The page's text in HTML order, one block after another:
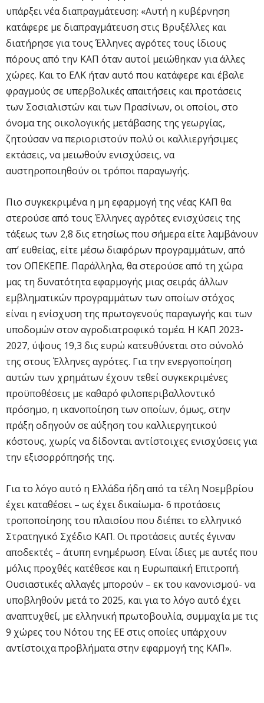
υπάρξει νέα διαπραγμάτευση: «Αυτή η κυβέρνηση
κατάφερε με διαπραγμάτευση στις Βρυξέλλες και
διατήρησε για τους Έλληνες αγρότες τους ίδιους
πόρους από την ΚΑΠ όταν αυτοί μειώθηκαν για άλλες
χώρες. Και το ΕΛΚ ήταν αυτό που κατάφερε και έβαλε
φραγμούς σε υπερβολικές απαιτήσεις και προτάσεις
των Σοσιαλιστών και των Πρασίνων, οι οποίοι, στο
όνομα της οικολογικής μετάβασης της γεωργίας,
ζητούσαν να περιοριστούν πολύ οι καλλιεργήσιμες
εκτάσεις, να μειωθούν ενισχύσεις, να
αυστηροποιηθούν οι τρόποι παραγωγής.
Πιο συγκεκριμένα η μη εφαρμογή της νέας ΚΑΠ θα
στερούσε από τους Έλληνες αγρότες ενισχύσεις της
τάξεως των 2,8 δις ετησίως που σήμερα είτε λαμβάνουν
απ’ ευθείας, είτε μέσω διαφόρων προγραμμάτων, από
τον ΟΠΕΚΕΠΕ. Παράλληλα, θα στερούσε από τη χώρα
μας τη δυνατότητα εφαρμογής μιας σειράς άλλων
εμβληματικών προγραμμάτων των οποίων στόχος
είναι η ενίσχυση της πρωτογενούς παραγωγής και των
υποδομών στον αγροδιατροφικό τομέα. Η ΚΑΠ 2023-
2027, ύψους 19,3 δις ευρώ κατευθύνεται στο σύνολό
της στους Έλληνες αγρότες. Για την ενεργοποίηση
αυτών των χρημάτων έχουν τεθεί συγκεκριμένες
προϋποθέσεις με καθαρό φιλοπεριβαλλοντικό
πρόσημο, η ικανοποίηση των οποίων, όμως, στην
πράξη οδηγούν σε αύξηση του καλλιεργητικού
κόστους, χωρίς να δίδονται αντίστοιχες ενισχύσεις για
την εξισορρόπησής της.
Για το λόγο αυτό η Ελλάδα ήδη από τα τέλη Νοεμβρίου
έχει καταθέσει – ως έχει δικαίωμα- 6 προτάσεις
τροποποίησης του πλαισίου που διέπει το ελληνικό
Στρατηγικό Σχέδιο ΚΑΠ. Οι προτάσεις αυτές έγιναν
αποδεκτές – άτυπη ενημέρωση. Είναι ίδιες με αυτές που
μόλις προχθές κατέθεσε και η Ευρωπαϊκή Επιτροπή.
Ουσιαστικές αλλαγές μπορούν – εκ του κανονισμού- να
υποβληθούν μετά το 2025, και για το λόγο αυτό έχει
αναπτυχθεί, με ελληνική πρωτοβουλία, συμμαχία με τις
9 χώρες του Νότου της ΕΕ στις οποίες υπάρχουν
αντίστοιχα προβλήματα στην εφαρμογή της ΚΑΠ».